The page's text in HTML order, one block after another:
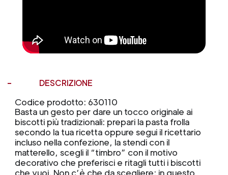
DESCRIZIONE
Codice prodotto: 630110
Basta un gesto per dare un tocco originale ai
biscotti più tradizionali: prepari la pasta frolla
secondo la tua ricetta oppure segui il ricettario
incluso nella confezione, la stendi con il
matterello, scegli il “timbro” con il motivo
decorativo che preferisci e ritagli tutti i biscotti
che vuoi. Non c’è che da scegliere: in questo